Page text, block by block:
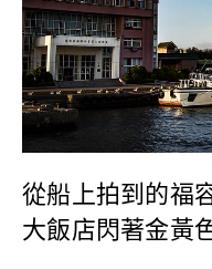
從船上拍到的福
大飯店閃著金黃